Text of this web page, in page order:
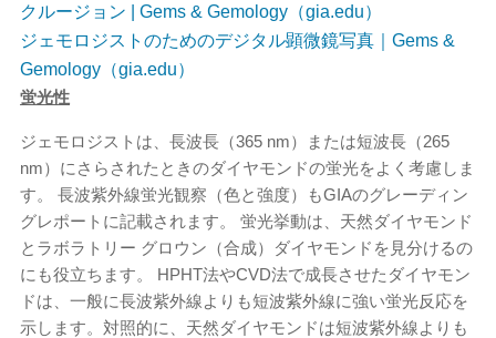
クルージョン | Gems & Gemology（gia.edu）
ジェモロジストのためのデジタル顕微鏡写真｜Gems &
Gemology（gia.edu）
蛍光性
ジェモロジストは、長波長（365 nm）または短波長（265
nm）にさらされたときのダイヤモンドの蛍光をよく考慮しま
す。 長波紫外線蛍光観察（色と強度）もGIAのグレーディン
グレポートに記載されます。 蛍光挙動は、天然ダイヤモンド
とラボラトリー グロウン（合成）ダイヤモンドを見分けるの
にも役立ちます。 HPHT法やCVD法で成長させたダイヤモン
ドは、一般に長波紫外線よりも短波紫外線に強い蛍光反応を
示します。対照的に、天然ダイヤモンドは短波紫外線よりも